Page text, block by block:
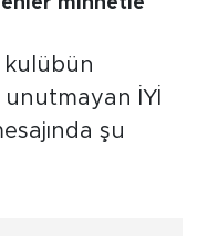
kulübün
İYİ
şu